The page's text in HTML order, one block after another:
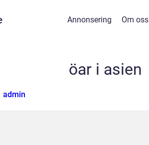
Annonsering Om oss
öar i asien
admin